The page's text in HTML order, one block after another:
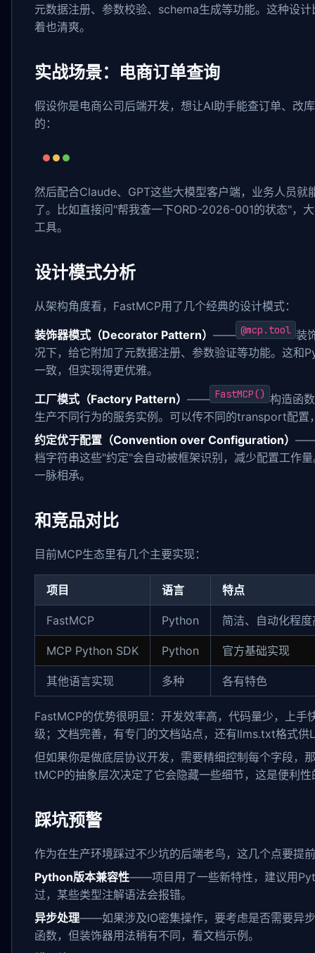
元数据注册、参数校验、schema生成等功能。这种设
着也清爽。
实战场景：电商订单查询
假设你是电商公司后端开发，想让AI助手能查订单、改
的：
然后配合Claude、GPT这些大模型客户端，业务人员就
了。比如直接问"帮我查一下ORD-2026-001的状态"，
工具。
设计模式分析
从架构角度看，FastMCP用了几个经典的设计模式：
装饰器模式（Decorator Pattern） —— @mcp.tool 装
况下，给它附加了元数据注册、参数验证等功能。这和
一致，但实现得更优雅。
工厂模式（Factory Pattern） —— FastMCP() 构造函
生产不同行为的服务实例。可以传不同的transport配置
约定优于配置（Convention over Configuration） ——
档字符串这些"约定"会自动被框架识别，减少配置工作
一脉相承。
和竞品对比
目前MCP生态里有几个主要实现：
项目 语言 特点
FastMCP Python 简洁、自动化程度
MCP Python SDK Python 官方基础实现
其他语言实现 多种 各有特色
FastMCP的优势很明显：开发效率高，代码量少，上手
级；文档完善，有专门的文档站点，还有llms.txt格式供
但如果你是做底层协议开发，需要精细控制每个字段，
tMCP的抽象层次决定了它会隐藏一些细节，这是便利性
踩坑预警
作为在生产环境踩过不少坑的后端老鸟，这几个点要提
Python版本兼容性——项目用了一些新特性，建议用
过，某些类型注解语法会报错。
异步处理——如果涉及IO密集操作，要考虑是否需要异
函数，但装饰器用法稍有不同，看文档示例。